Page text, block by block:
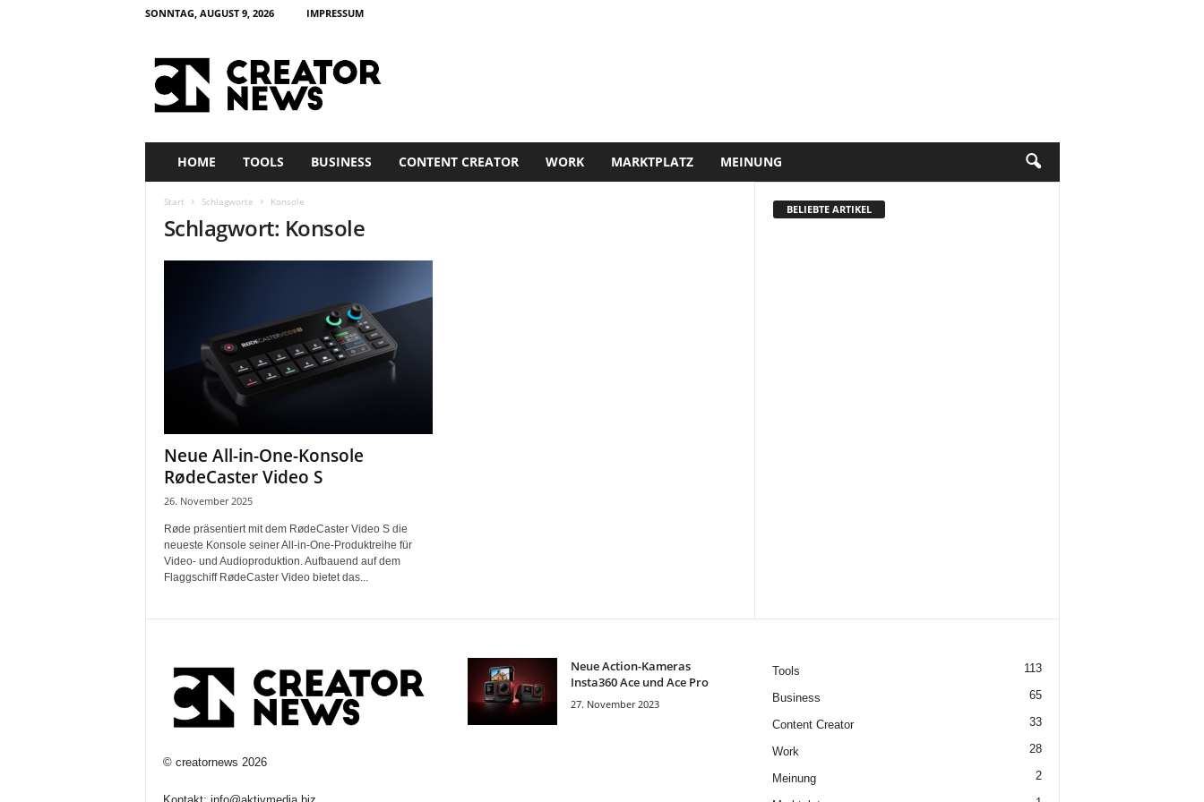
SONNTAG, AUGUST 9, 2026 IMPRESSUM
HOME TOOLS BUSINESS CONTENT CREATOR WORK MARKTPLATZ MEINUNG
Start Schlagworte Konsole
Schlagwort: Konsole
Neue All-in-One-Konsole
RødeCaster Video S
26. November 2025
Røde präsentiert mit dem RødeCaster Video S die
neueste Konsole seiner All-in-One-Produktreihe für
Video- und Audioproduktion. Aufbauend auf dem
Flaggschiff RødeCaster Video bietet das...
BELIEBTE ARTIKEL
© creatornews 2026
Neue Action-Kameras
Insta360 Ace und Ace Pro
27. November 2023
Tools 113
Business 65
Content Creator 33
Work 28
Meinung 2